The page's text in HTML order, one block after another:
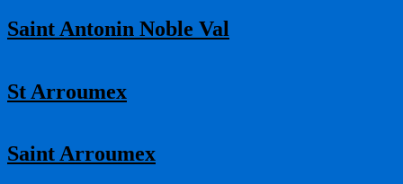
Saint Antonin Noble Val
St Arroumex
Saint Arroumex